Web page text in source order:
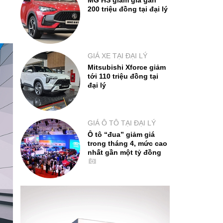
200 triệu đồng tại đại lý
GIÁ XE TẠI ĐẠI LÝ
Mitsubishi Xforce giảm
tới 110 triệu đồng tại
đại lý
GIÁ Ô TÔ TẠI ĐẠI LÝ
Ô tô “đua” giảm giá
trong tháng 4, mức cao
nhất gần một tỷ đồng